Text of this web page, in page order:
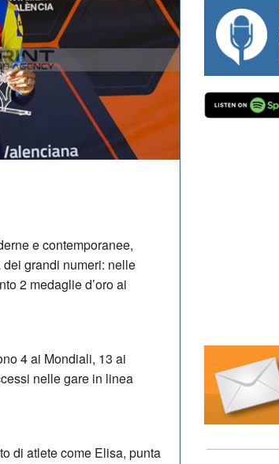
e contemporanee,
grandi numeri: nelle
2 medaglie d’oro ai
4 ai Mondiali, 13 ai
nelle gare in linea
di atlete come Elisa, punta
CHARLY WEGELIUS, MAURO GIANETTI,